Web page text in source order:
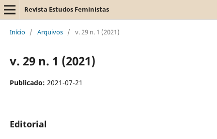
Revista Estudos Feministas
Início / Arquivos / v. 29 n. 1 (2021)
v. 29 n. 1 (2021)
Publicado: 2021-07-21
Editorial